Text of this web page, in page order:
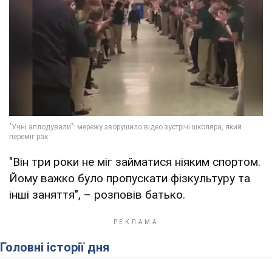
"Він три роки не міг займатися ніяким спортом.
Йому важко було пропускати фізкультуру та
інші заняття", – розповів батько.
Головні історії дня